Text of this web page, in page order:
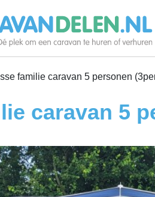
familie caravan 5 personen
caravan 5